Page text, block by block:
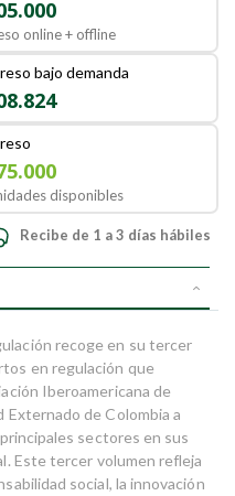
online + offline
bajo demanda
disponibles
Recibe de 1 a 3 días hábiles
recoge en su tercer
en regulación que
Iberoamericana de
Externado de Colombia a
sectores en sus
Este tercer volumen refleja
social, la innovación